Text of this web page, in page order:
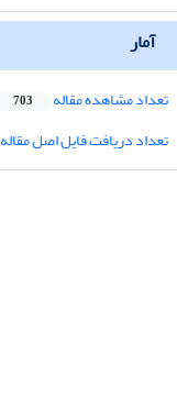
آمار
تعداد مشاهده مقاله 703
تعداد دریافت فایل اصل مقاله